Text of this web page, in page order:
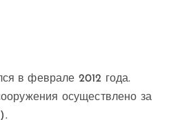
в феврале 2012 года.
осуществлено за